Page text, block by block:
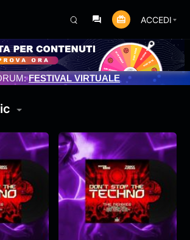
ACCEDI
2025
FESTIVAL VIRTUALE